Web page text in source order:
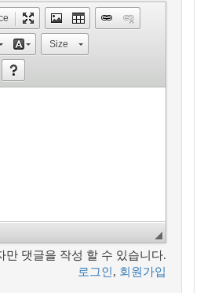
Size
만 댓글을 작성 할 수 있습니다.
로그인 , 회원가입